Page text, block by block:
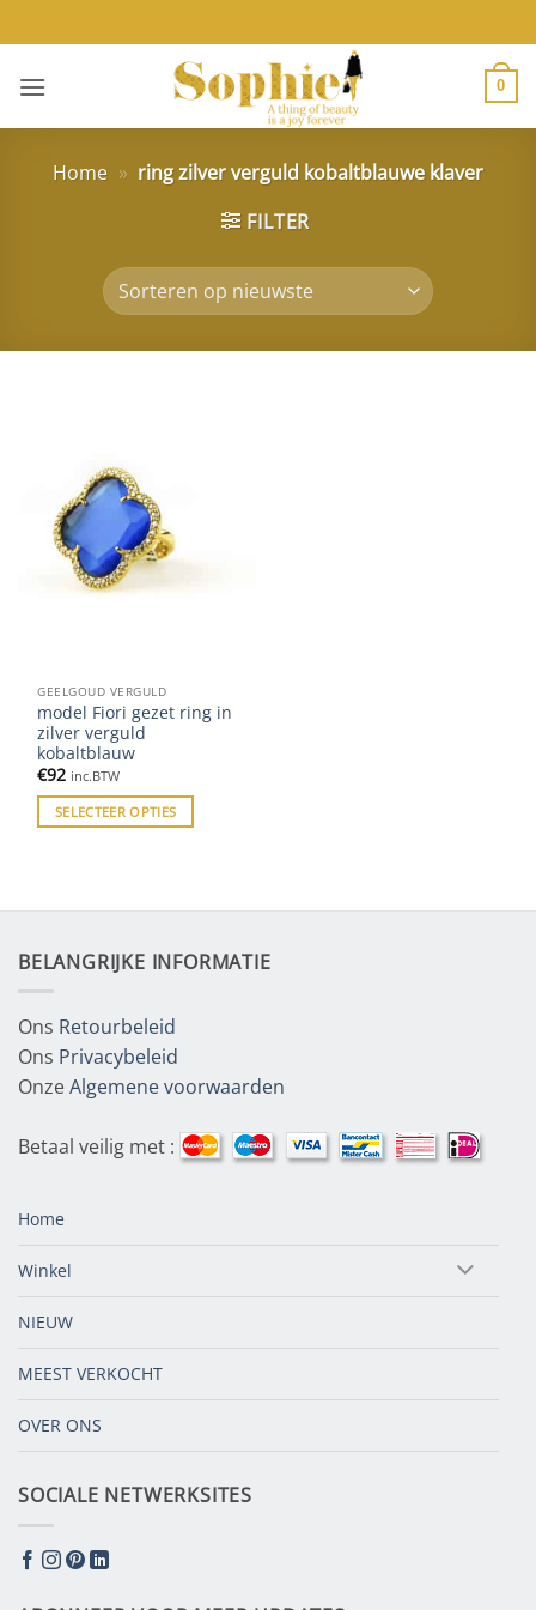
naar
inhoud
0
Home » ring zilver verguld kobaltblauwe klaver
FILTER
GEELGOUD VERGULD
model Fiori gezet ring in
zilver verguld
kobaltblauw
€92 inc.BTW
SELECTEER OPTIES
BELANGRIJKE INFORMATIE
Ons Retourbeleid
Ons Privacybeleid
OnzeAlgemene voorwaarden
Betaal veilig met :
Home
Winkel
NIEUW
MEEST VERKOCHT
OVER ONS
SOCIALE NETWERKSITES